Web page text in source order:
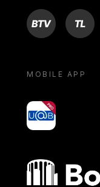
BTV TL
MOBILE APP
yoU@B
Bocconi shop